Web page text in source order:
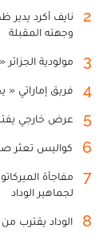
2
نايف أكرد يدير
وجهته المقبلة
3 مولودية
4 فريق إماراتي
5 عرض خارجي يفتح
6 كواليس تعثر
7
مفاجأة
لجماهير الوداد
8 الوداد يقترب